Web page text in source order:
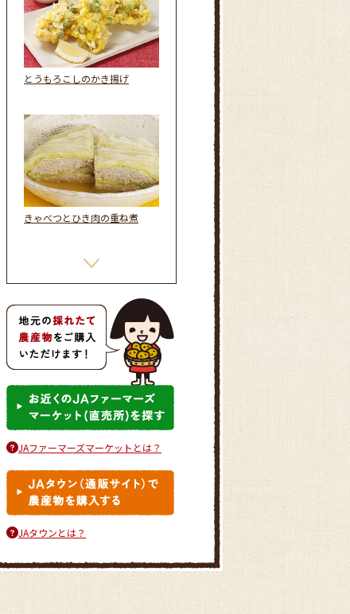
とうもろこしのかき揚げ
きゃべつとひき肉の重ね煮
きゅうりとタコのさわやかマリ
ネ
とうもろこしとハムの中華風炒
JAファーマーズマーケットとは？
JAタウンとは？